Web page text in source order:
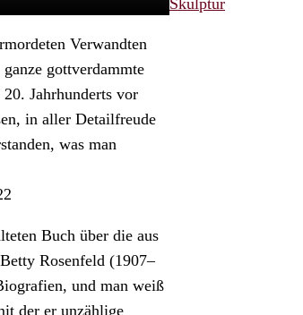
Verwandten
gottverdammte
Jahrhunderts vor
in aller Detailfreude
was man
Buch über die aus
Rosenfeld (1907–
und man weiß
der er unzählige
Skulptur